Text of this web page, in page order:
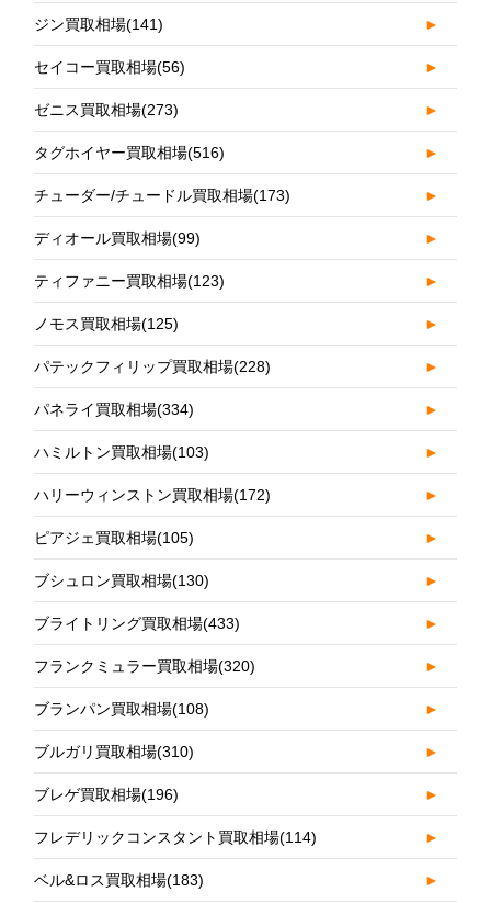
ジン買取相場(141) ►
セイコー買取相場(56) ►
ゼニス買取相場(273) ►
タグホイヤー買取相場(516) ►
チューダー/チュードル買取相場(173) ►
ディオール買取相場(99) ►
ティファニー買取相場(123) ►
ノモス買取相場(125) ►
パテックフィリップ買取相場(228) ►
パネライ買取相場(334) ►
ハミルトン買取相場(103) ►
ハリーウィンストン買取相場(172) ►
ピアジェ買取相場(105) ►
ブシュロン買取相場(130) ►
ブライトリング買取相場(433) ►
フランクミュラー買取相場(320) ►
ブランパン買取相場(108) ►
ブルガリ買取相場(310) ►
ブレゲ買取相場(196) ►
フレデリックコンスタント買取相場(114) ►
ベル&ロス買取相場(183) ►